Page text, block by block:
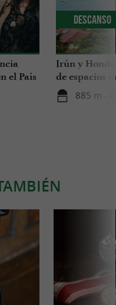
el País
Irún y
de espacios
del Bidasoa
885 m -
Descanso